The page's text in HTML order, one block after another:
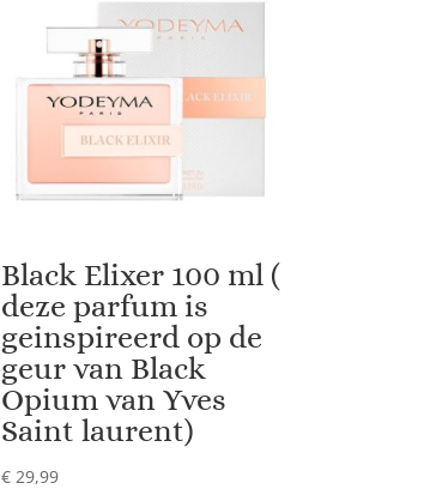
Black Elixer 100 ml (
deze parfum is
geinspireerd op de
geur van Black
Opium van Yves
Saint laurent)
€ 29,99